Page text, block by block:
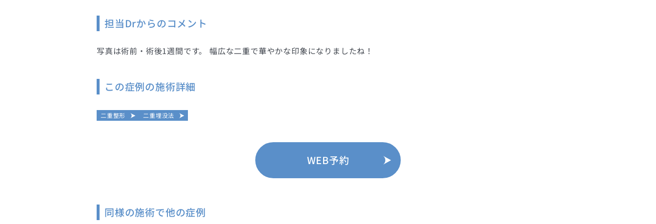
担当Drからのコメント
写真は術前・術後1週間です。 幅広な二重で華やかな印象になりましたね！
この症例の施術詳細
二重整形 二重埋没法
WEB予約
同様の施術で他の症例